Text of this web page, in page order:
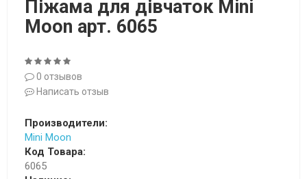
Піжама для дівчаток Mini
Moon арт. 6065
0 отзывов
Написать отзыв
Производители:
Mini Moon
Код Товара:
6065